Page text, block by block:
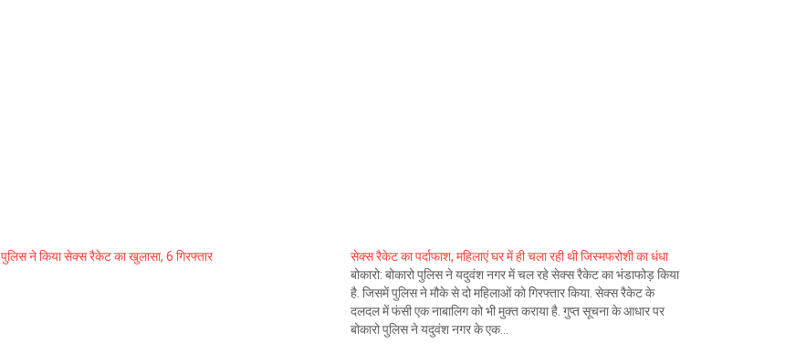
पुलिस ने किया सेक्स रैकेट का खुलासा, 6 गिरफ्तार
सेक्स रैकेट का पर्दाफाश, महिलाएं घर में ही चला रही थी जिस्मफरोशी का धंधा
बोकारो: बोकारो पुलिस ने यदुवंश नगर में चल रहे सेक्स रैकेट का भंडाफोड़ किया
है. जिसमें पुलिस ने मौके से दो महिलाओं को गिरफ्तार किया. सेक्स रैकेट के
दलदल में फंसी एक नाबालिग को भी मुक्त कराया है. गुप्त सूचना के आधार पर
बोकारो पुलिस ने यदुवंश नगर के एक…